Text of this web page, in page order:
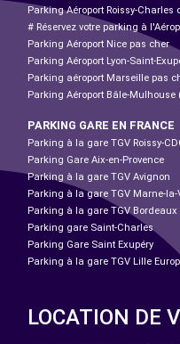
Parking Aéroport Roissy-Charles
# Réservez votre parking à
Parking Aéroport Nice pas cher
Parking Aéroport Lyon-Saint-
Parking aéroport Marseille pas
Parking Aéroport Bâle-Mulhouse
PARKING GARE EN FRANCE
Parking à la gare TGV Roissy-
Parking Gare Aix-en-Provence
Parking à la gare TGV Avignon
Parking à la gare TGV Marne-la-
Parking à la gare TGV Bordeaux
Parking gare Saint-Charles
Parking Gare Saint Exupéry
Parking à la gare TGV Lille
LOCATION DE